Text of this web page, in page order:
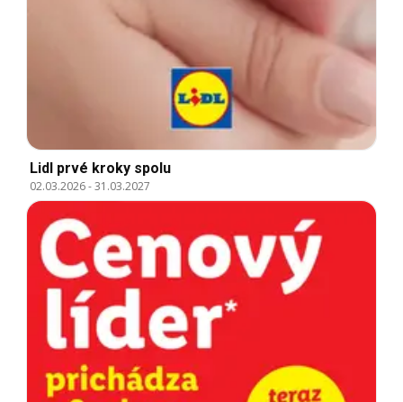
Lidl prvé kroky spolu
02.03.2026-31.03.2027